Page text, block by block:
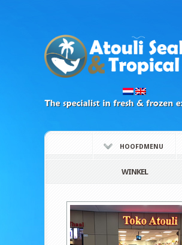
HOOFDMENU
WINKEL